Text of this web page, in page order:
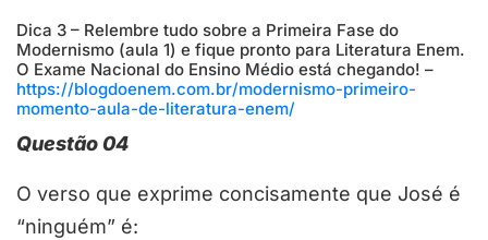
Dica 3 – Relembre tudo sobre a Primeira Fase do
Modernismo (aula 1) e fique pronto para Literatura Enem.
O Exame Nacional do Ensino Médio está chegando! –
https://blogdoenem.com.br/modernismo-primeiro-
momento-aula-de-literatura-enem/
Questão 04
O verso que exprime concisamente que José é
“ninguém” é: